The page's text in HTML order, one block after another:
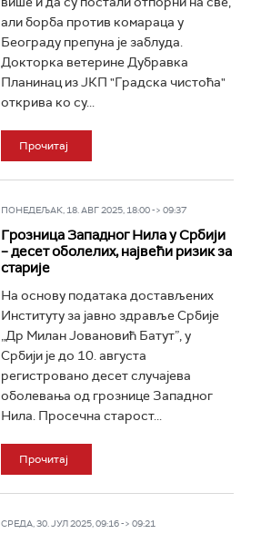
али борба против комараца у
Београду препуна је заблуда.
Докторка ветерине Дубравка
Планинац из ЈКП "Градска чистоћа"
открива ко су...
Прочитај
ПОНЕДЕЉАК, 18. АВГ 2025, 18:00 -> 09:37
Грозница Западног Нила у Србији
– десет оболелих, највећи ризик за
старије
На основу података достављених
Институту за јавно здравље Србије
„Др Милан Јовановић Батут”, у
Србији је до 10. августа
регистровано десет случајева
оболевања од грознице Западног
Нила. Просечна старост...
Прочитај
СРЕДА, 30. ЈУЛ 2025, 09:16 -> 09:21